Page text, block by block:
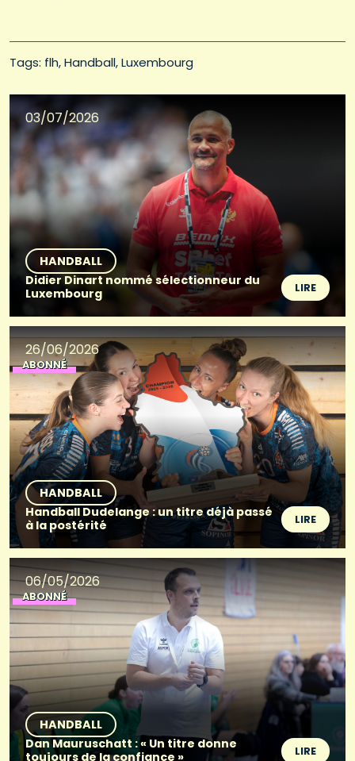
Tags: flh Handball Luxembourg
03/07/2026
HANDBALL
Didier Dinart nommé sélectionneur du
Luxembourg
LIRE
26/06/2026
ABONNÉ
HANDBALL
Handball Dudelange : un titre déjà passé
à la postérité
LIRE
06/05/2026
ABONNÉ
HANDBALL
Dan Mauruschatt : « Un titre donne
toujours de la confiance »
LIRE